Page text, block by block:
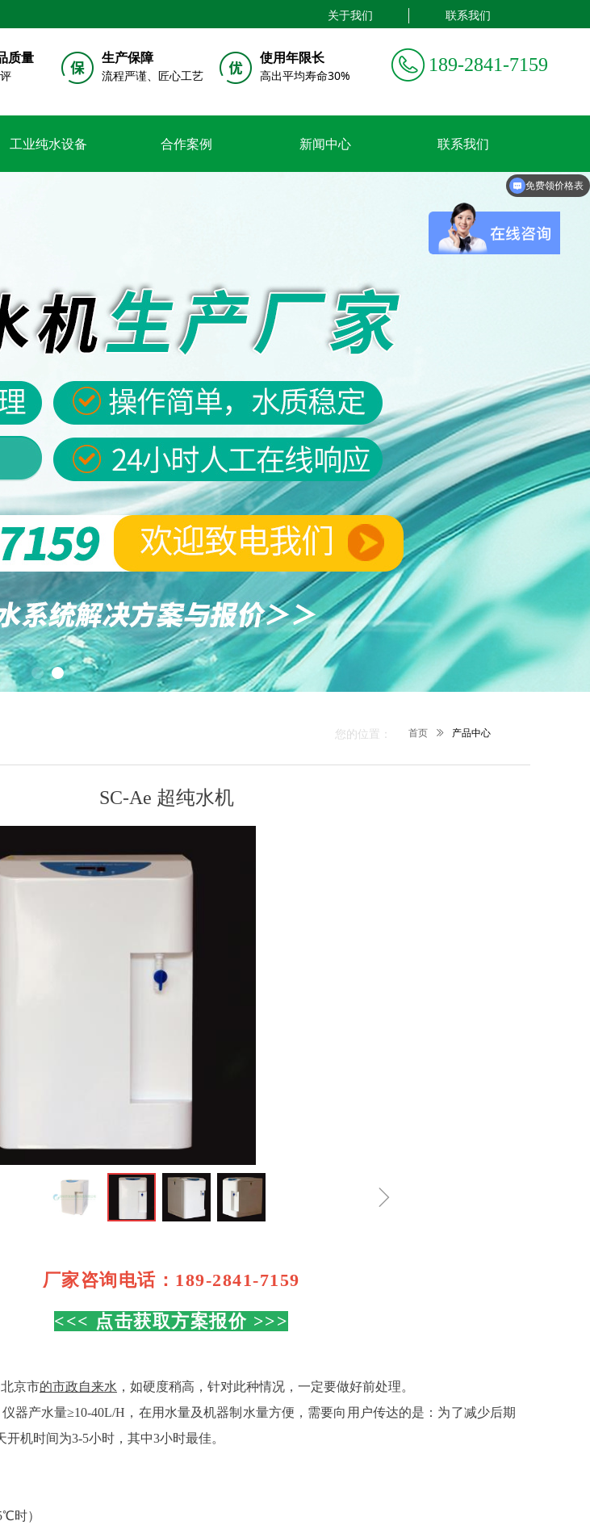
关于我们 联系我们
工业纯水设备 合作案例 新闻中心 联系我们
质量 生产保障
流程严谨、匠心工艺
使用年限长
高出平均寿命30%
189-2841-7159
首页 ꅀ 产品中心
您的位置：
SC-Ae 超纯水机
ꁇ
厂家咨询电话：189-2841-7159
<<< 点击获取方案报价 >>>
京市的市政自来水 ，如硬度稍高，针对此种情况，一定要做好前处理。
仪器产水量≥10-40L/H，在用水量及机器制水量方便，需要向用户传达的是：为了减少后期
机时间为3-5小时，其中3小时最佳。
时）
免费领方案